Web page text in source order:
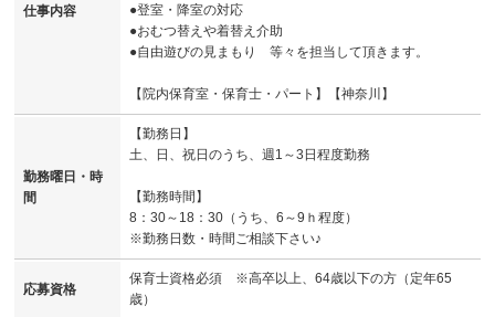
仕事内容
●登室・降室の対応
●おむつ替えや着替え介助
●自由遊びの見まもり 等々を担当して頂きます。
【院内保育室・保育士・パート】【神奈川】
勤務曜日・時
間
【勤務日】
土、日、祝日のうち、週1～3日程度勤務
【勤務時間】
8：30～18：30（うち、6～9ｈ程度）
※勤務日数・時間ご相談下さい♪
応募資格
保育士資格必須 ※高卒以上、64歳以下の方（定年65
歳）